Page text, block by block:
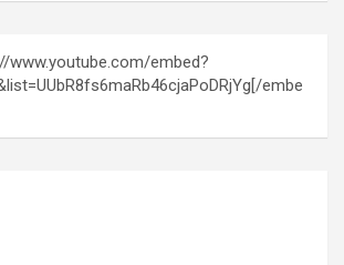
www.youtube.com/embed?
embe